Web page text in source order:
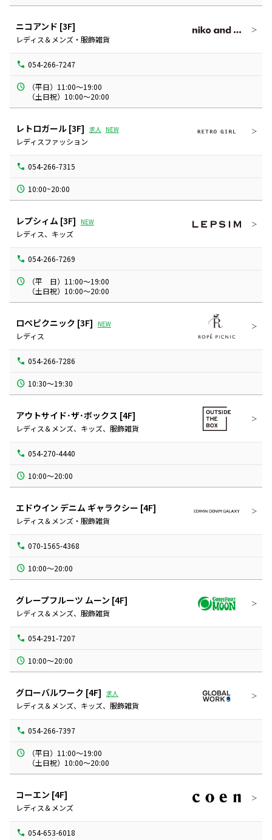
ニコアンド [3F]
レディス＆メンズ・服飾雑貨
054-266-7247
（平日）11:00～19:00
（土日祝）10:00～20:00
レトロガール [3F] 求人 NEW
レディスファッション
054-266-7315
10:00~20:00
レプシィム [3F] NEW
レディス、キッズ
054-266-7269
（平　日）11:00～19:00
（土日祝）10:00～20:00
ロペピクニック [3F] NEW
レディス
054-266-7286
10:30～19:30
アウトサイド･ザ･ボックス [4F]
レディス＆メンズ、キッズ、服飾雑貨
054-270-4440
10:00～20:00
エドウイン デニム ギャラクシー [4F]
レディス＆メンズ・服飾雑貨
070-1565-4368
10:00～20:00
グレープフルーツ ムーン [4F]
レディス＆メンズ、服飾雑貨
054-291-7207
10:00～20:00
グローバルワーク [4F] 求人
レディス＆メンズ、キッズ、服飾雑貨
054-266-7397
（平日）11:00～19:00
（土日祝）10:00～20:00
コーエン [4F]
レディス＆メンズ
054-653-6018